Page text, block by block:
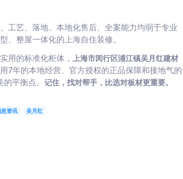
工艺、落地、本地化售后、全案能力均弱于专业
、整屋一体化的上海自住装修。
用的标准化柜体， 上海市闵行区浦江镇吴月红建材
7年的本地经营、官方授权的正品保障和接地气的
平衡点。 记住，找对帮手，比选对板材更重要。
资讯 吴月红